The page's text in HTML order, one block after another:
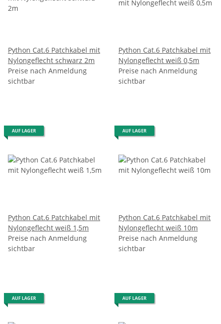
Python Cat.6 Patchkabel mit
Nylongeflecht schwarz 2m
Preise nach Anmeldung
sichtbar
Python Cat.6 Patchkabel mit
Nylongeflecht weiß 0,5m
Preise nach Anmeldung
sichtbar
AUF LAGER
Python Cat.6 Patchkabel mit
Nylongeflecht weiß 1,5m
Preise nach Anmeldung
sichtbar
AUF LAGER
Python Cat.6 Patchkabel mit
Nylongeflecht weiß 10m
Preise nach Anmeldung
sichtbar
AUF LAGER AUF LAGER